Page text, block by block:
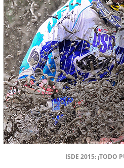
ISDE 2015: ¡TODO